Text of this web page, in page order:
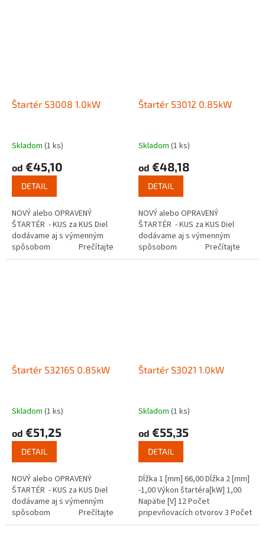
Štartér S3008 1.0kW
Skladom (1 ks)
od €45,10
DETAIL
NOVÝ alebo OPRAVENÝ
ŠTARTÉR - KUS za KUS Diel
dodávame aj s výmenným
spôsobom Prečítajte
si ako funguje...
Štartér S3012 0.85kW
Skladom (1 ks)
od €48,18
DETAIL
NOVÝ alebo OPRAVENÝ
ŠTARTÉR - KUS za KUS Diel
dodávame aj s výmenným
spôsobom Prečítajte
si ako funguje...
Štartér S3216S 0.85kW
Skladom (1 ks)
od €51,25
DETAIL
NOVÝ alebo OPRAVENÝ
ŠTARTÉR - KUS za KUS Diel
dodávame aj s výmenným
spôsobom Prečítajte
si ako funguje...
Štartér S3021 1.0kW
Skladom (1 ks)
od €55,35
DETAIL
Dĺžka 1 [mm] 66,00 Dĺžka 2 [mm]
-1,00 Výkon štartéra[kW] 1,00
Napätie [V] 12 Počet
pripevňovacích otvorov 3 Počet
závitových otvorov 3 Smer...